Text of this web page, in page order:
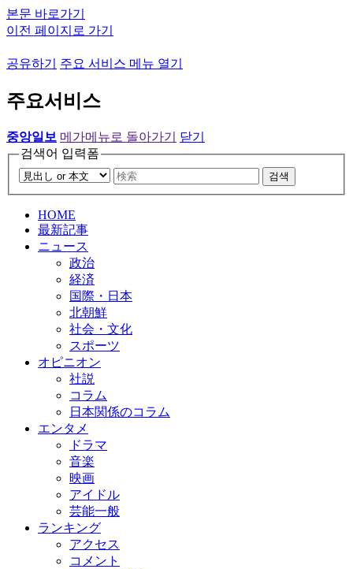
본문 바로가기
이전 페이지로 가기
공유하기 주요 서비스 메뉴 열기
주요서비스
중앙일보 메가메뉴로 돌아가기
닫기
검색어 입력폼
검색
HOME
最新記事
ニュース
政治
経済
国際・日本
北朝鮮
社会・文化
スポーツ
オピニオン
社説
コラム
日本関係のコラム
エンタメ
ドラマ
音楽
映画
アイドル
芸能一般
ランキング
アクセス
コメント